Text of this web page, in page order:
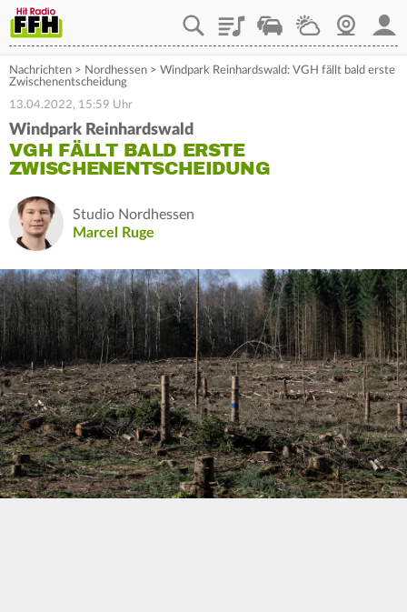
PlaylistStaupilotWetterWebcam
Nachrichten > Nordhessen > Windpark Reinhardswald: VGH fällt bald erste
Zwischenentscheidung
13.04.2022, 15:59 Uhr
Windpark Reinhardswald
VGH FÄLLT BALD ERSTE
ZWISCHENENTSCHEIDUNG
Studio Nordhessen
Marcel Ruge